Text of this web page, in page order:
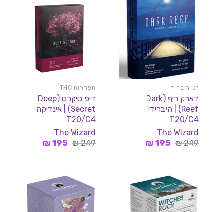
זני היבריד
דארק ריף (Dark
Reef) | היברידי
T20/C4
The Wizard
249
₪ המחיר
195
₪המחיר
תפרחות THC
דיפ סיקרט (Deep
Secret) | אינדיקה
T20/C4
The Wizard
249
₪ המחיר
195
₪המחיר